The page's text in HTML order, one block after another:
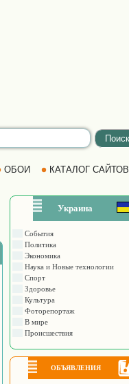
ОБОИ КАТАЛОГ САЙТОВ
Украина
События
Политика
Экономика
Наука и Новые технологии
Спорт
Здоровье
Культура
Фоторепортаж
В мире
Происшествия
ОБЪЯВЛЕНИЯ